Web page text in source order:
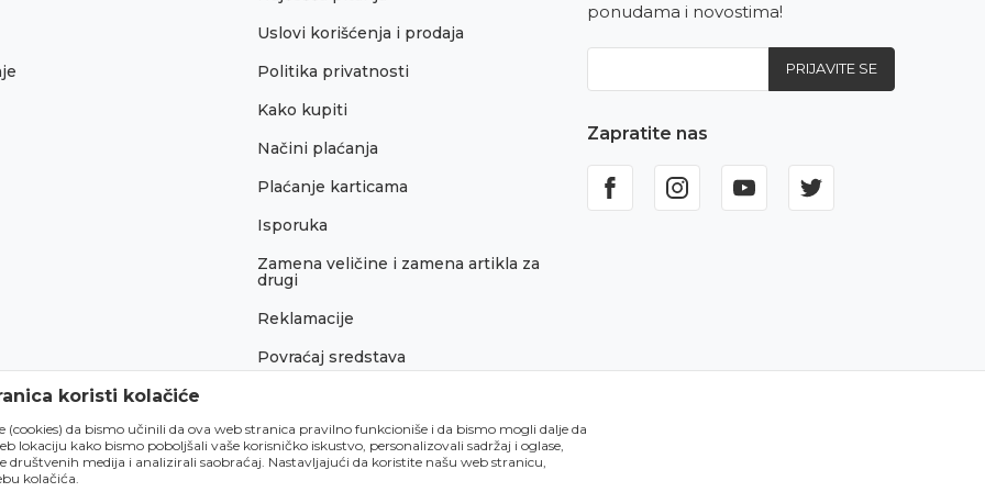
Uslovi korišćenja i prodaja
Politika privatnosti
Kako kupiti
Načini plaćanja
Plaćanje karticama
Isporuka
Zamena veličine i zamena artikla za
drugi
Reklamacije
Povraćaj sredstava
ponudama i novostima!
PRIJAVITE SE
Zapratite nas
koristi kolačiće
(cookies) da bismo učinili da ova web stranica pravilno funkcioniše i da bismo mogli dalje da
lokaciju kako bismo poboljšali vaše korisničko iskustvo, personalizovali sadržaj i oglase,
društvenih medija i analizirali saobraćaj. Nastavljajući da koristite našu web stranicu,
kolačića.